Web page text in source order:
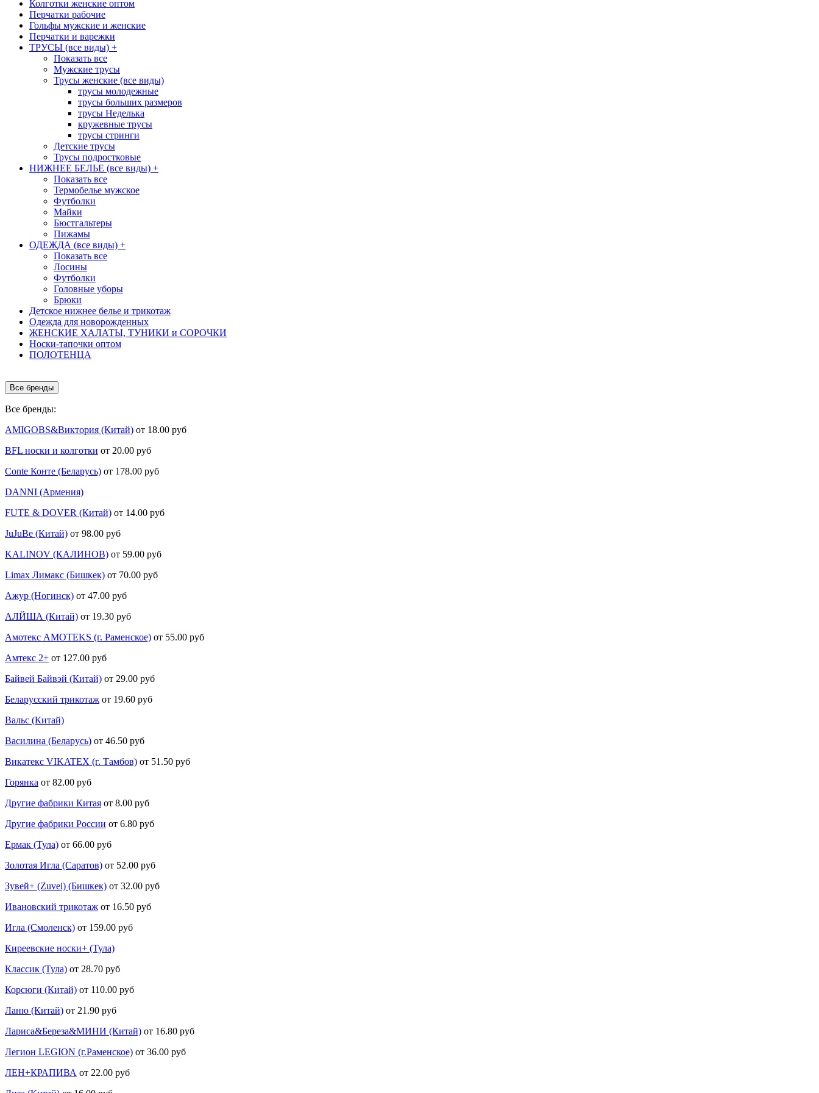
Колготки женские оптом
Перчатки рабочие
Гольфы мужские и женские
Перчатки и варежки
ТРУСЫ (все виды) +
Показать все
Мужские трусы
Трусы женские (все виды)
трусы молодежные
трусы больших размеров
трусы Неделька
кружевные трусы
трусы стринги
Детские трусы
Трусы подростковые
НИЖНЕЕ БЕЛЬЕ (все виды) +
Показать все
Термобелье мужское
Футболки
Майки
Бюстгальтеры
Пижамы
ОДЕЖДА (все виды) +
Показать все
Лосины
Футболки
Головные уборы
Брюки
Детское нижнее белье и трикотаж
Одежда для новорожденных
ЖЕНСКИЕ ХАЛАТЫ, ТУНИКИ и СОРОЧКИ
Носки-тапочки оптом
ПОЛОТЕНЦА
Все бренды
Все бренды:
AMIGOBS&Виктория (Китай) от 18.00 руб
BFL носки и колготки от 20.00 руб
Conte Конте (Беларусь) от 178.00 руб
DANNI (Армения)
FUTE & DOVER (Китай) от 14.00 руб
JuJuBe (Китай) от 98.00 руб
KALINOV (КАЛИНОВ) от 59.00 руб
Limax Лимакс (Бишкек) от 70.00 руб
Ажур (Ногинск) от 47.00 руб
АЛЙША (Китай) от 19.30 руб
Амотекс AMOTEKS (г. Раменское) от 55.00 руб
Амтекс 2+ от 127.00 руб
Байвей Байвэй (Китай) от 29.00 руб
Беларусский трикотаж от 19.60 руб
Вальс (Китай)
Василина (Беларусь) от 46.50 руб
Викатекс VIKATEX (г. Тамбов) от 51.50 руб
Горянка от 82.00 руб
Другие фабрики Китая от 8.00 руб
Другие фабрики России от 6.80 руб
Ермак (Тула) от 66.00 руб
Золотая Игла (Саратов) от 52.00 руб
Зувей+ (Zuvei) (Бишкек) от 32.00 руб
Ивановский трикотаж от 16.50 руб
Игла (Смоленск) от 159.00 руб
Киреевские носки+ (Тула)
Классик (Тула) от 28.70 руб
Корсюги (Китай) от 110.00 руб
Ланю (Китай) от 21.90 руб
Лариса&Береза&МИНИ (Китай) от 16.80 руб
Легион LEGION (г.Раменское) от 36.00 руб
ЛЕН+КРАПИВА от 22.00 руб